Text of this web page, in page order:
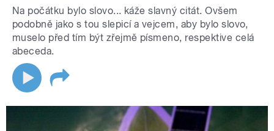
Na počátku bylo slovo... káže slavný citát. Ovšem
podobně jako s tou slepicí a vejcem, aby bylo slovo,
muselo před tím být zřejmě písmeno, respektive celá
abeceda.